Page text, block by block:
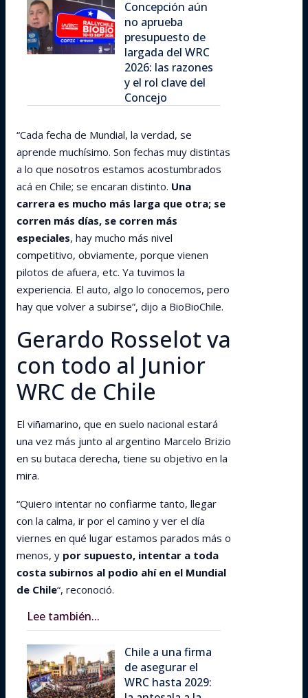
Concepción aún
no aprueba
presupuesto de
largada del WRC
2026: las razones
y el rol clave del
Concejo
“Cada fecha de Mundial, la verdad, se
aprende muchísimo. Son fechas muy distintas
a lo que nosotros estamos acostumbrados
acá en Chile; se encaran distinto. Una
carrera es mucho más larga que otra; se
corren más días, se corren más
especiales, hay mucho más nivel
competitivo, obviamente, porque vienen
pilotos de afuera, etc. Ya tuvimos la
experiencia. El auto, algo lo conocemos, pero
hay que volver a subirse”, dijo a BioBioChile.
Gerardo Rosselot va
con todo al Junior
WRC de Chile
El viñamarino, que en suelo nacional estará
una vez más junto al argentino Marcelo Brizio
en su butaca derecha, tiene su objetivo en la
mira.
“Quiero intentar no confiarme tanto, llegar
con la calma, ir por el camino y ver el día
viernes en qué lugar estamos parados más o
menos, y por supuesto, intentar a toda
costa subirnos al podio ahí en el Mundial
de Chile“, reconoció.
Lee también...
Chile a una firma
de asegurar el
WRC hasta 2029: